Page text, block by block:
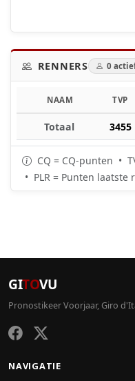
RENNERS 0
NAAM TVP
Totaal 3455
CQ = CQ-punten •
• PLR = Punten laatste
GITOVU
Pronostikeer Voorjaar, Giro
NAVIGATIE